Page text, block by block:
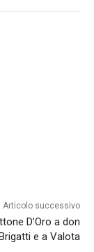
Articolo successivo
D’Oro a don
e a Valota